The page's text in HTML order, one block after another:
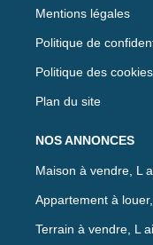
Mentions légales
Politique de
Politique des cookies
Plan du site
NOS ANNONCES
Maison à vendre, L
Appartement à
Terrain à vendre, L